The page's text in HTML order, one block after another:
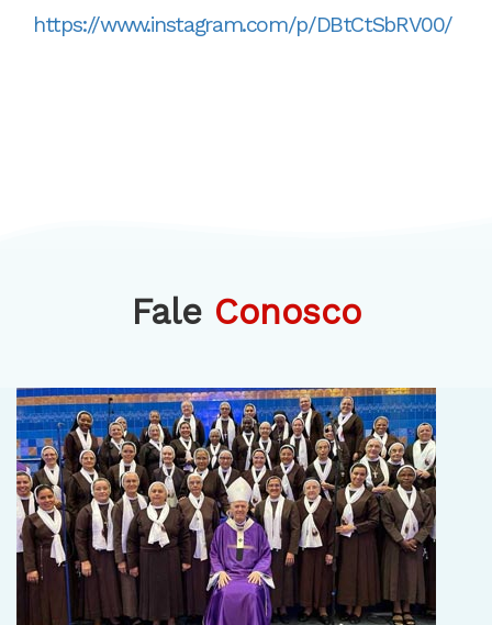
https://www.instagram.com/p/DBtCtSbRV00/
Fale Conosco